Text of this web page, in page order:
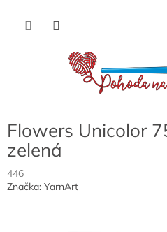
obsah
Flowers Unicolor
zelená
446
Značka: YarnArt